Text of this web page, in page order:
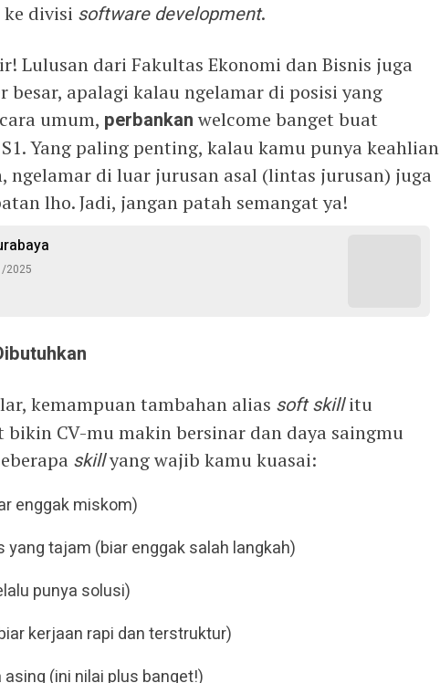
divisi software development.
Lulusan dari Fakultas Ekonomi dan Bisnis juga
besar, apalagi kalau ngelamar di posisi yang
umum, perbankan welcome banget buat
Yang paling penting, kalau kamu punya keahlian
ngelamar di luar jurusan asal (lintas jurusan) juga
lho. Jadi, jangan patah semangat ya!
2025
kemampuan tambahan alias soft skillitu
CV-mu makin bersinar dan daya saingmu
skillyang wajib kamu kuasai:
enggak miskom)
yang tajam (biar enggak salah langkah)
punya solusi)
kerjaan rapi dan terstruktur)
(ini nilai plus banget!)